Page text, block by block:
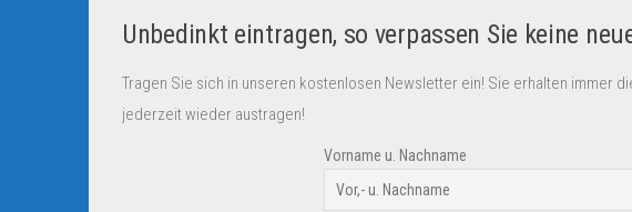
Unbedinkt eintragen, so verpassen Sie keine
Tragen Sie sich in unseren kostenlosen Newsletter ein! Sie erhalten immer
jederzeit wieder austragen!
Vorname u. Nachname